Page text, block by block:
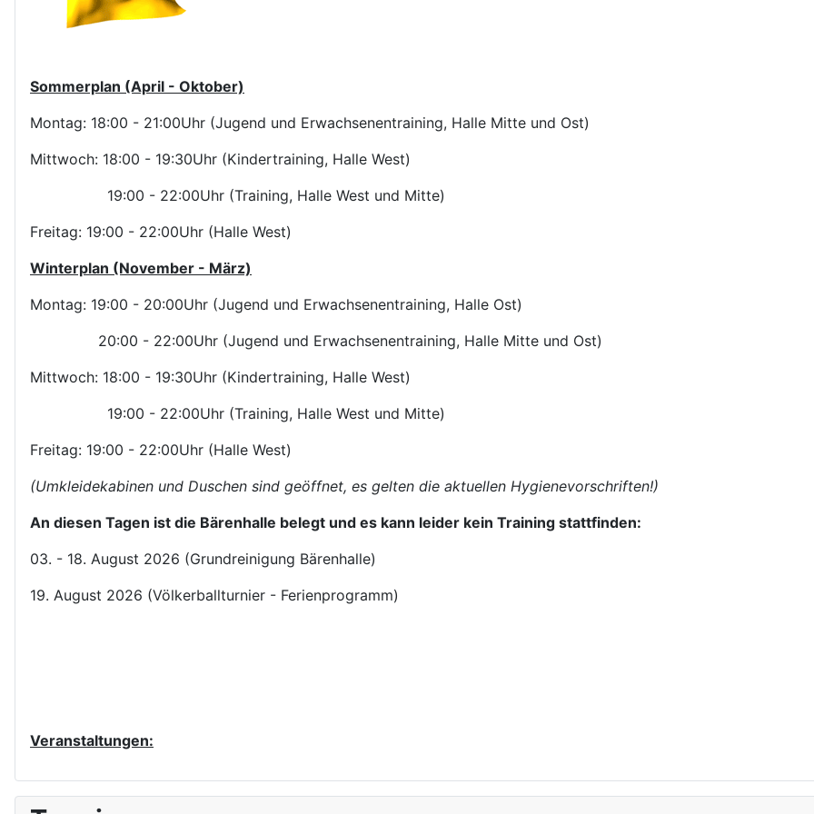
Sommerplan (April - Oktober)
Montag: 18:00 - 21:00Uhr (Jugend und Erwachsenentraining, Halle Mitte und Ost)
Mittwoch: 18:00 - 19:30Uhr (Kindertraining, Halle West)
19:00 - 22:00Uhr (Training, Halle West und Mitte)
Freitag: 19:00 - 22:00Uhr (Halle West)
Winterplan (November - März)
Montag: 19:00 - 20:00Uhr (Jugend und Erwachsenentraining, Halle Ost)
20:00 - 22:00Uhr (Jugend und Erwachsenentraining, Halle Mitte und Ost)
Mittwoch: 18:00 - 19:30Uhr (Kindertraining, Halle West)
19:00 - 22:00Uhr (Training, Halle West und Mitte)
Freitag: 19:00 - 22:00Uhr (Halle West)
(Umkleidekabinen und Duschen sind geöffnet, es gelten die aktuellen Hygienevorschriften!)
An diesen Tagen ist die Bärenhalle belegt und es kann leider kein Training stattfinden:
03. - 18. August 2026 (Grundreinigung Bärenhalle)
19. August 2026 (Völkerballturnier - Ferienprogramm)
Veranstaltungen:
V V